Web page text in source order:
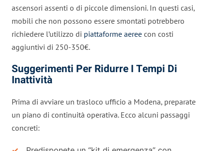
ascensori assenti o di piccole dimensioni. In questi casi,
mobili che non possono essere smontati potrebbero
richiedere l’utilizzo di piattaforme aeree con costi
aggiuntivi di 250-350€.
Suggerimenti Per Ridurre I Tempi Di
Inattività
Prima di avviare un trasloco ufficio a Modena, preparate
un piano di continuità operativa. Ecco alcuni passaggi
concreti: